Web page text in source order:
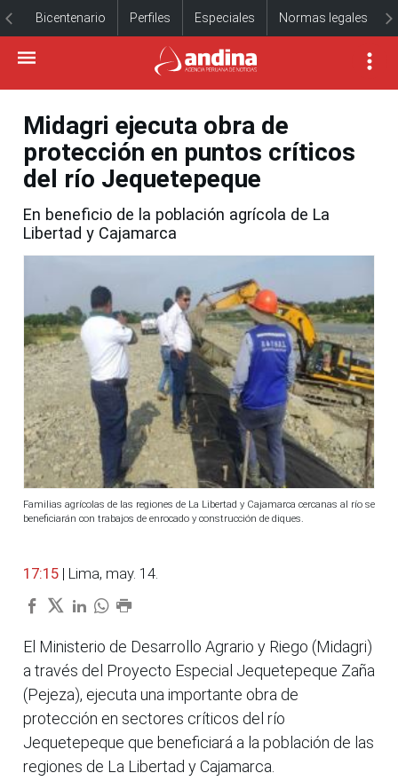
Bicentenario Perfiles Especiales Normas legales
Midagri ejecuta obra de
protección en puntos críticos
del río Jequetepeque
En beneficio de la población agrícola de La
Libertad y Cajamarca
Familias agrícolas de las regiones de La Libertad y Cajamarca cercanas al río se
beneficiarán con trabajos de enrocado y construcción de diques.
17:15 | Lima, may. 14.
El Ministerio de Desarrollo Agrario y Riego (Midagri)
a través del Proyecto Especial Jequetepeque Zaña
(Pejeza), ejecuta una importante obra de
protección en sectores críticos del río
Jequetepeque que beneficiará a la población de las
regiones de La Libertad y Cajamarca.